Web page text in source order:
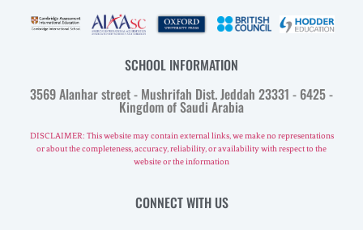
SCHOOL INFORMATION
3569 Alanhar street - Mushrifah Dist. Jeddah 23331 - 6425 -
Kingdom of Saudi Arabia
DISCLAIMER: This website may contain external links, we make no representations
or about the completeness, accuracy, reliability, or availability with respect to the
website or the information
CONNECT WITH US